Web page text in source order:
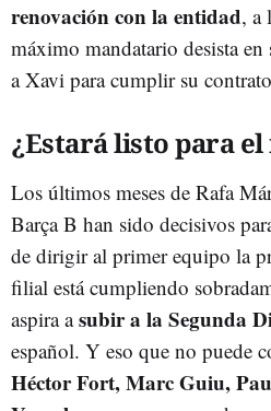
renovación con la entidad, a
máximo mandatario desista
a Xavi para cumplir su
¿Estará listo para
Los últimos meses de Rafa
Barça B han sido decisivos
de dirigir al primer equipo la
filial está cumpliendo
aspira asubir a la Segunda
español. Y eso que no puede
Héctor Fort, Marc Guiu,